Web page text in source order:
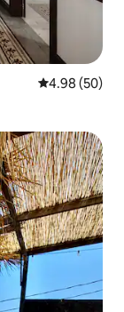
レビュー50
4.98 (50)